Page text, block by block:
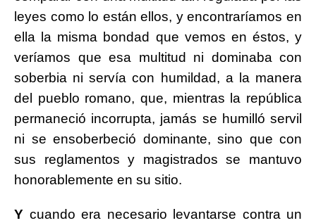
leyes como lo están ellos, y encontraríamos en
ella la misma bondad que vemos en éstos, y
veríamos que esa multitud ni dominaba con
soberbia ni servía con humildad, a la manera
del pueblo romano, que, mientras la república
permaneció incorrupta, jamás se humilló servil
ni se ensoberbeció dominante, sino que con
sus reglamentos y magistrados se mantuvo
honorablemente en su sitio.
Y cuando era necesario levantarse contra un